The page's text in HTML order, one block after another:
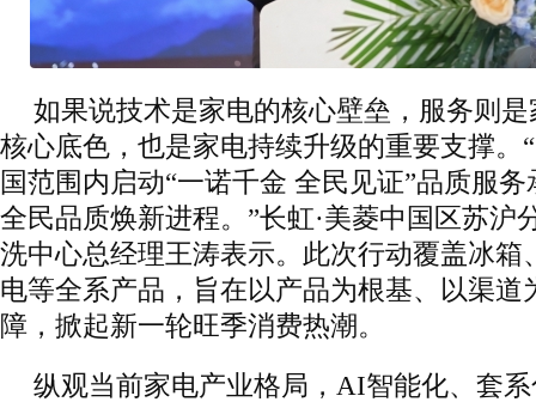
如果说技术是家电的核心壁垒，服务则
核心底色，也是家电持续升级的重要支撑。
国范围内启动“一诺千金 全民见证”品质服
全民品质焕新进程。”长虹·美菱中国区苏沪
洗中心总经理王涛表示。此次行动覆盖冰箱
电等全系产品，旨在以产品为根基、以渠道
障，掀起新一轮旺季消费热潮。
纵观当前家电产业格局，AI智能化、套